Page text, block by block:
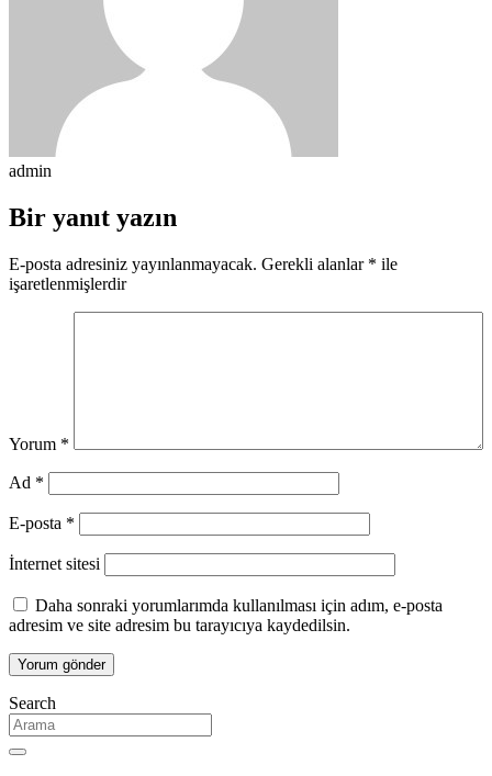
admin
Bir yanıt yazın
E-posta adresiniz yayınlanmayacak. Gerekli alanlar * ile
işaretlenmişlerdir
Yorum *
Ad *
E-posta *
İnternet sitesi
Daha sonraki yorumlarımda kullanılması için adım, e-posta
adresim ve site adresim bu tarayıcıya kaydedilsin.
Search